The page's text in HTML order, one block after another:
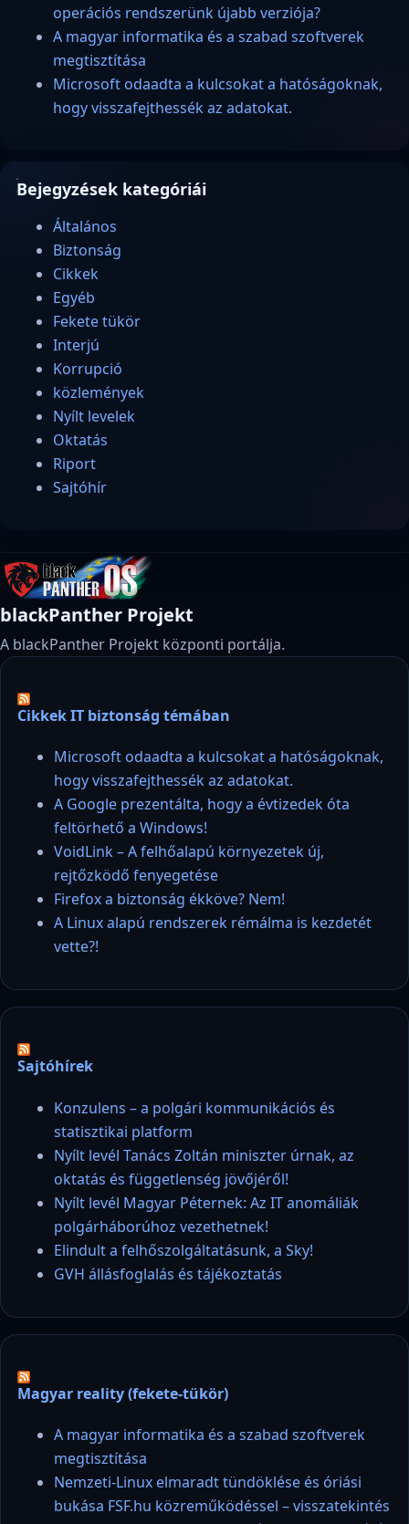
operációs rendszerünk újabb verziója?
A magyar informatika és a szabad szoftverek
megtisztítása
Microsoft odaadta a kulcsokat a hatóságoknak,
hogy visszafejthessék az adatokat.
Bejegyzések kategóriái
Általános
Biztonság
Cikkek
Egyéb
Fekete tükör
Interjú
Korrupció
közlemények
Nyílt levelek
Oktatás
Riport
Sajtóhír
blackPanther Projekt
A blackPanther Projekt központi portálja.
Cikkek IT biztonság témában
Microsoft odaadta a kulcsokat a hatóságoknak,
hogy visszafejthessék az adatokat.
A Google prezentálta, hogy a évtizedek óta
feltörhető a Windows!
VoidLink – A felhőalapú környezetek új,
rejtőzködő fenyegetése
Firefox a biztonság ékköve? Nem!
A Linux alapú rendszerek rémálma is kezdetét
vette?!
Sajtóhírek
Konzulens – a polgári kommunikációs és
statisztikai platform
Nyílt levél Tanács Zoltán miniszter úrnak, az
oktatás és függetlenség jövőjéről!
Nyílt levél Magyar Péternek: Az IT anomáliák
polgárháborúhoz vezethetnek!
Elindult a felhőszolgáltatásunk, a Sky!
GVH állásfoglalás és tájékoztatás
Magyar reality (fekete-tükör)
A magyar informatika és a szabad szoftverek
megtisztítása
Nemzeti-Linux elmaradt tündöklése és óriási
bukása FSF.hu közreműködéssel – visszatekintés